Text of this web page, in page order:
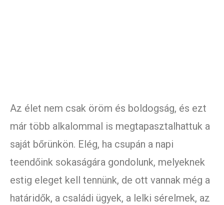
Az élet nem csak öröm és boldogság, és ezt
már több alkalommal is megtapasztalhattuk a
saját bőrünkön. Elég, ha csupán a napi
teendőink sokaságára gondolunk, melyeknek
estig eleget kell tennünk, de ott vannak még a
határidők, a családi ügyek, a lelki sérelmek, az